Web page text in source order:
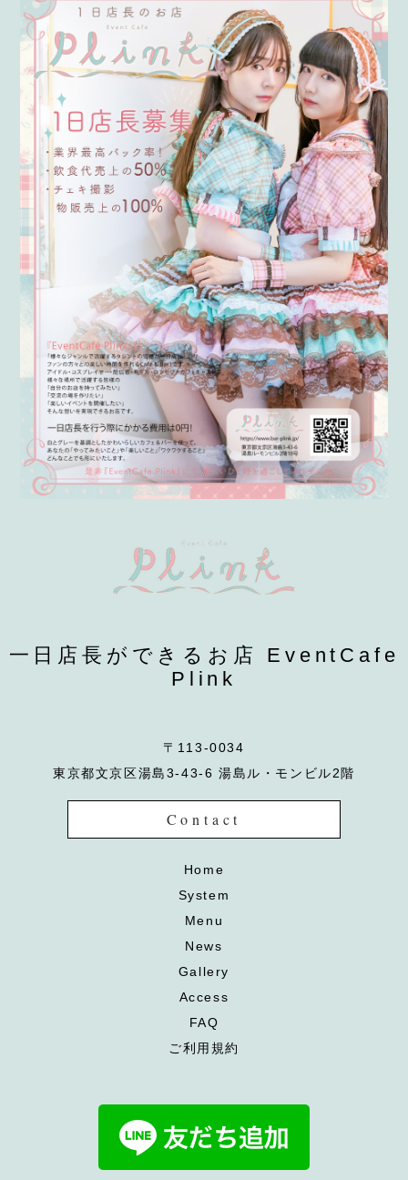
一日店長ができるお店 EventCafe
Plink
〒113-0034
東京都文京区湯島3-43-6 湯島ル・モンビル2階
Contact
Home
System
Menu
News
Gallery
Access
FAQ
ご利用規約